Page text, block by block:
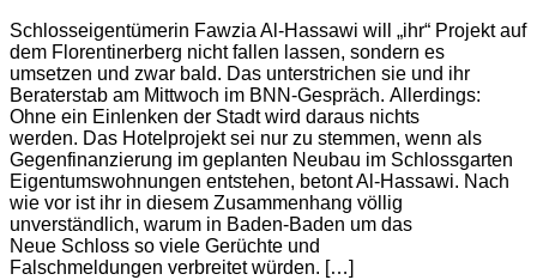
Schlosseigentümerin Fawzia Al-Hassawi will „ihr“ Projekt auf
dem Florentinerberg nicht fallen lassen, sondern es
umsetzen und zwar bald. Das unterstrichen sie und ihr
Beraterstab am Mittwoch im BNN-Gespräch. Allerdings:
Ohne ein Einlenken der Stadt wird daraus nichts
werden. Das Hotelprojekt sei nur zu stemmen, wenn als
Gegenfinanzierung im geplanten Neubau im Schlossgarten
Eigentumswohnungen entstehen, betont Al-Hassawi. Nach
wie vor ist ihr in diesem Zusammenhang völlig
unverständlich, warum in Baden-Baden um das
Neue Schloss so viele Gerüchte und
Falschmeldungen verbreitet würden. […]